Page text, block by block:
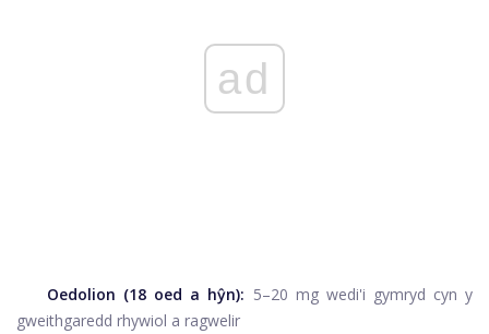
ad
Oedolion (18 oed a hŷn): 5–20 mg wedi'i gymryd cyn y
gweithgaredd rhywiol a ragwelir